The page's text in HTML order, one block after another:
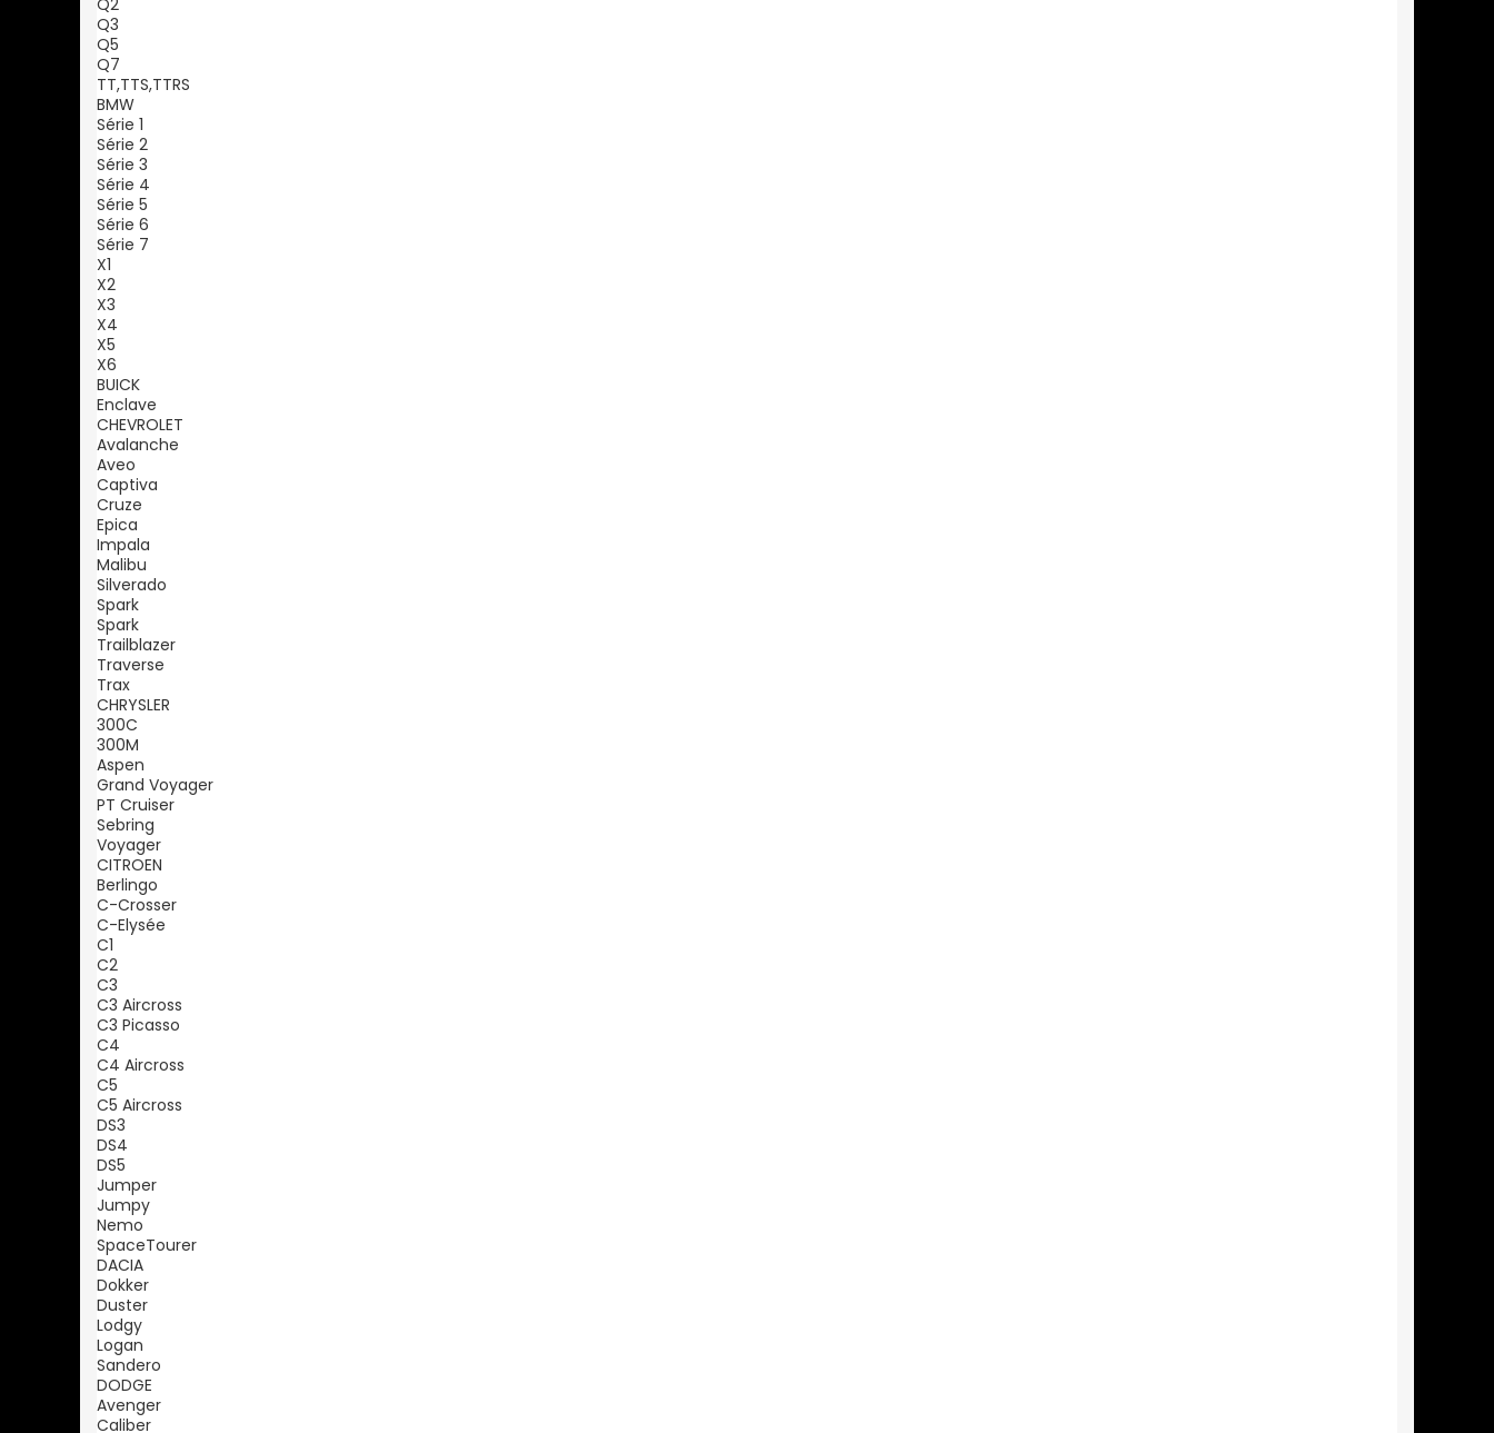
Q2
Q3
Q5
Q7
TT,TTS,TTRS
BMW
Série 1
Série 2
Série 3
Série 4
Série 5
Série 6
Série 7
X1
X2
X3
X4
X5
X6
BUICK
Enclave
CHEVROLET
Avalanche
Aveo
Captiva
Cruze
Epica
Impala
Malibu
Silverado
Spark
Spark
Trailblazer
Traverse
Trax
CHRYSLER
300C
300M
Aspen
Grand Voyager
PT Cruiser
Sebring
Voyager
CITROEN
Berlingo
C-Crosser
C-Elysée
C1
C2
C3
C3 Aircross
C3 Picasso
C4
C4 Aircross
C5
C5 Aircross
DS3
DS4
DS5
Jumper
Jumpy
Nemo
SpaceTourer
DACIA
Dokker
Duster
Lodgy
Logan
Sandero
DODGE
Avenger
Caliber